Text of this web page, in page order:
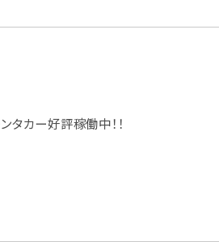
カー好評稼働中！！